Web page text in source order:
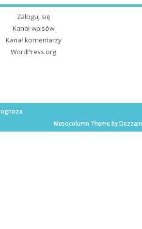
Zaloguj się
Kanał wpisów
Kanał komentarzy
WordPress.org
Mesocolumn Theme by Dezzain